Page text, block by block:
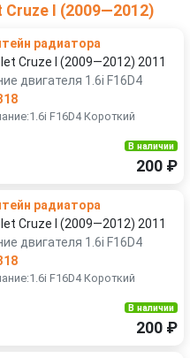
Cruze I (2009—2012)
радиатора
Cruze I (2009—2012) 2011
двигателя 1.6i F16D4
F16D4 Короткий
В наличии
200 ₽
радиатора
Cruze I (2009—2012) 2011
двигателя 1.6i F16D4
F16D4 Короткий
В наличии
200 ₽